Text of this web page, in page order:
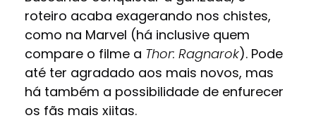
roteiro acaba exagerando nos chistes,
como na Marvel (há inclusive quem
compare o filme a Thor: Ragnarok). Pode
até ter agradado aos mais novos, mas
há também a possibilidade de enfurecer
os fãs mais xiitas.